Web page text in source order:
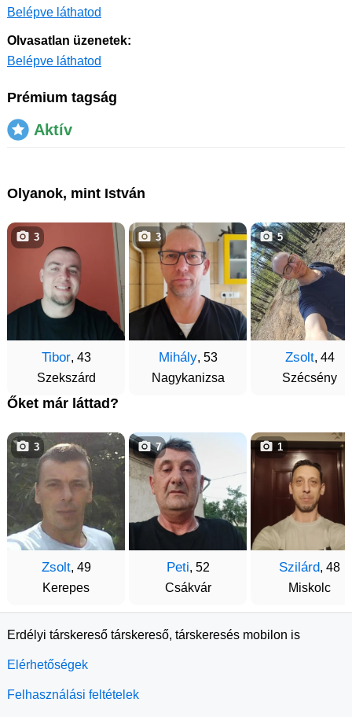
Belépve láthatod
Olvasatlan üzenetek:
Belépve láthatod
Prémium tagság
Aktív
Olyanok, mint István
Tibor, 43
Szekszárd
3
Mihály, 53
Nagykanizsa
3
Zsolt, 44
Szécsény
5
Őket már láttad?
Zsolt, 49
Kerepes
3
Peti, 52
Csákvár
7
Szilárd, 48
Miskolc
1
Erdélyi társkereső társkereső, társkeresés mobilon is
Elérhetőségek
Felhasználási feltételek